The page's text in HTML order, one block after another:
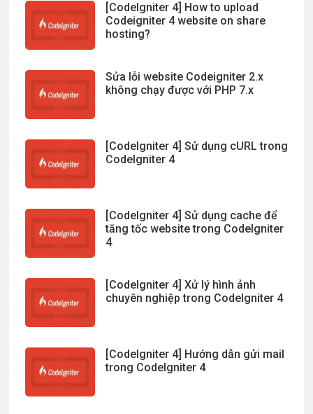
[CodeIgniter 4] How to upload
Codeigniter 4 website on share
hosting?
Sửa lỗi website Codeigniter 2.x
không chạy được với PHP 7.x
[CodeIgniter 4] Sử dụng cURL trong
CodeIgniter 4
[CodeIgniter 4] Sử dụng cache để
tăng tốc website trong CodeIgniter
4
[CodeIgniter 4] Xử lý hình ảnh
chuyên nghiệp trong CodeIgniter 4
[CodeIgniter 4] Hướng dẫn gửi mail
trong CodeIgniter 4